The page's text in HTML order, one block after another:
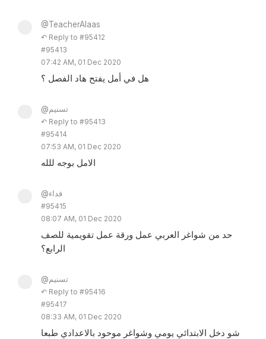
@TeacherAlaas
↶ Reply to #95412
#95413
07:42 AM, 01 Dec 2020
هل في أمل يفتح هاد الفصل ؟
@تسنيم
↶ Reply to #95413
#95414
07:53 AM, 01 Dec 2020
الامل بوجه للله
@فداء
#95415
08:07 AM, 01 Dec 2020
حد من شواغر العربي عمل ورقة عمل تقويمية للصف
الرابع؟
@تسنيم
↶ Reply to #95416
#95417
08:33 AM, 01 Dec 2020
شو دخل الابتدائي يومي وشواغر موحود بالاعدادي طبعا